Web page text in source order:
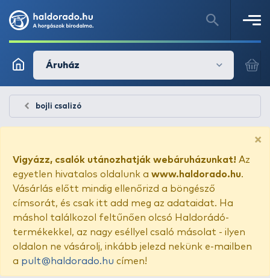
Áruház
bojli csalizó
×
Vigyázz, csalók utánozhatják webáruházunkat! Az
egyetlen hivatalos oldalunk a www.haldorado.hu.
Vásárlás előtt mindig ellenőrizd a böngésző
címsorát, és csak itt add meg az adataidat. Ha
máshol találkozol feltűnően olcsó Haldorádó-
termékekkel, az nagy eséllyel csaló másolat - ilyen
oldalon ne vásárolj, inkább jelezd nekünk e-mailben
a pult@haldorado.hu címen!